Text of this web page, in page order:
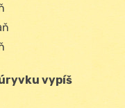
vypíš